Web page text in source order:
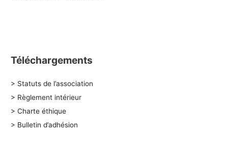
Téléchargements
> Statuts de l’association
> Règlement intérieur
> Charte éthique
> Bulletin d’adhésion